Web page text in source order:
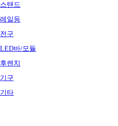
스탠드
레일등
전구
LED바/모듈
후렌치
기구
기타